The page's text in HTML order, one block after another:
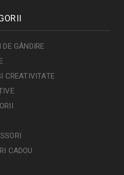
DE GÂNDIRE
CREATIVITATE
CADOU